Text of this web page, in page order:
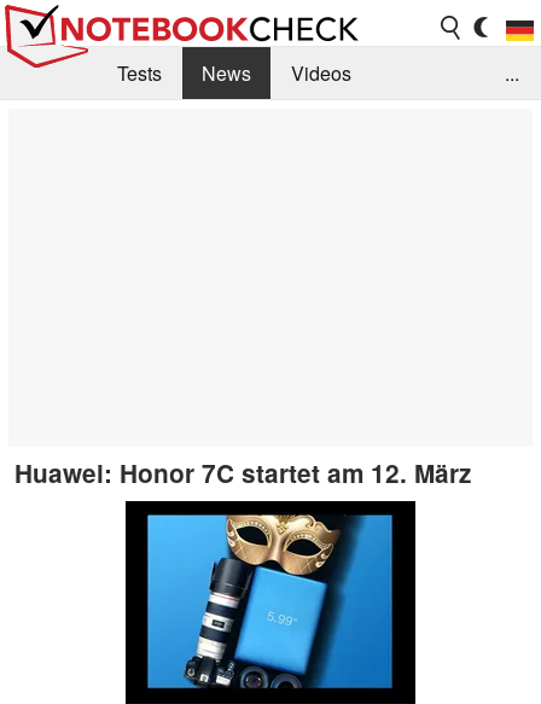
Tests News
Videos
...
Huawei: Honor 7C startet am 12. März